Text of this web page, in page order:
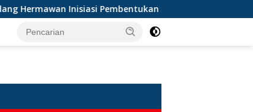
Inisiasi Pembentukan Asosiasi BPJS